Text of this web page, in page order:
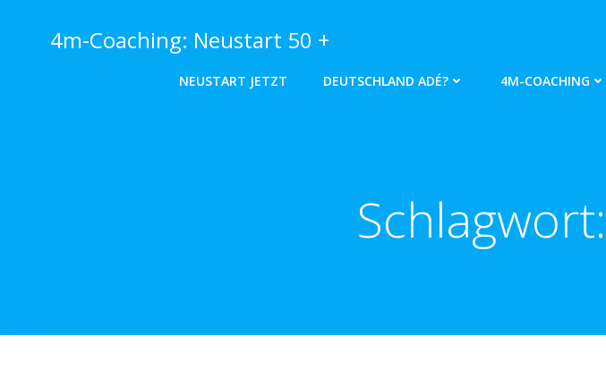
springen4m-Coaching: Neustart 50 +
NEUSTART JETZT DEUTSCHLAND ADÉ? 4M-COACHING
Schlagwort: